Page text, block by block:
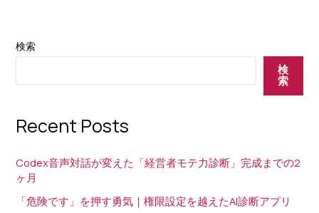
な
習
だ
た
「モ
は
じ
な
Kindle
検索
検
索
Recent Posts
Codex音声対話が変えた「経営者モテ力診断」完成までの2
ヶ月
「危険です」を押す勇気｜権限設定を越えたAI診断アプリ